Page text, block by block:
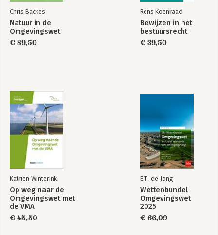
Bekijk alle boeken
23 Handhaving
25 Overgangsrecht
Literatuur
Chris Backes
Natuur in de
Omgevingswet
€ 89,50
Rens Koenraad
Bewijzen in het
bestuursrecht
€ 39,50
Katrien Winterink
Op weg naar de
Omgevingswet met
de VMA
€ 45,50
E.T. de Jong
Wettenbundel
Omgevingswet
2025
€ 66,09